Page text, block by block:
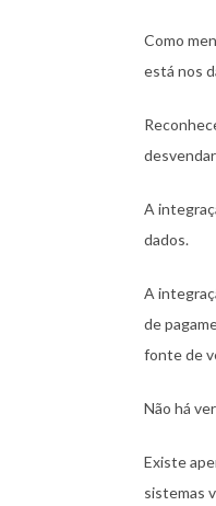
Como
está nos
A
dados.
A
de
fonte de
Não há
Existe
sistemas